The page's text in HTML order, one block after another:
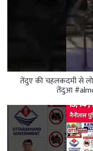
तेंदुए की चहलकदमी से
तेंदुआ